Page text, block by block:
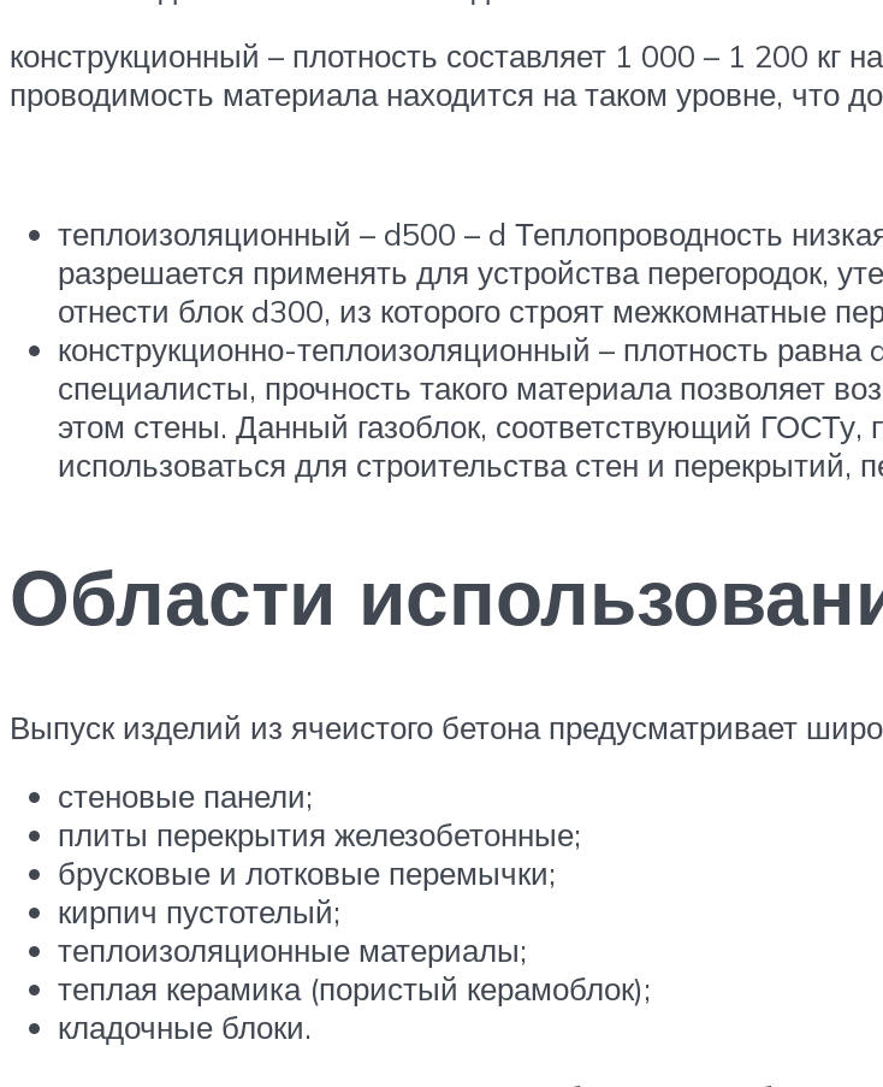
конструкционный – плотность составляет 1 000 – 1 200 кг
проводимость материала находится на таком уровне, что
теплоизоляционный – d500 – d Теплопроводность
разрешается применять для устройства перегородок,
отнести блок d300, из которого строят межкомнатные
конструкционно-теплоизоляционный – плотность
специалисты, прочность такого материала позволяет
этом стены. Данный газоблок, соответствующий
использоваться для строительства стен и перекрытий,
Области
Выпуск изделий из ячеистого бетона предусматривает
стеновые панели;
плиты перекрытия железобетонные;
брусковые и лотковые перемычки;
кирпич пустотелый;
теплоизоляционные материалы;
теплая керамика (пористый керамоблок);
кладочные блоки.